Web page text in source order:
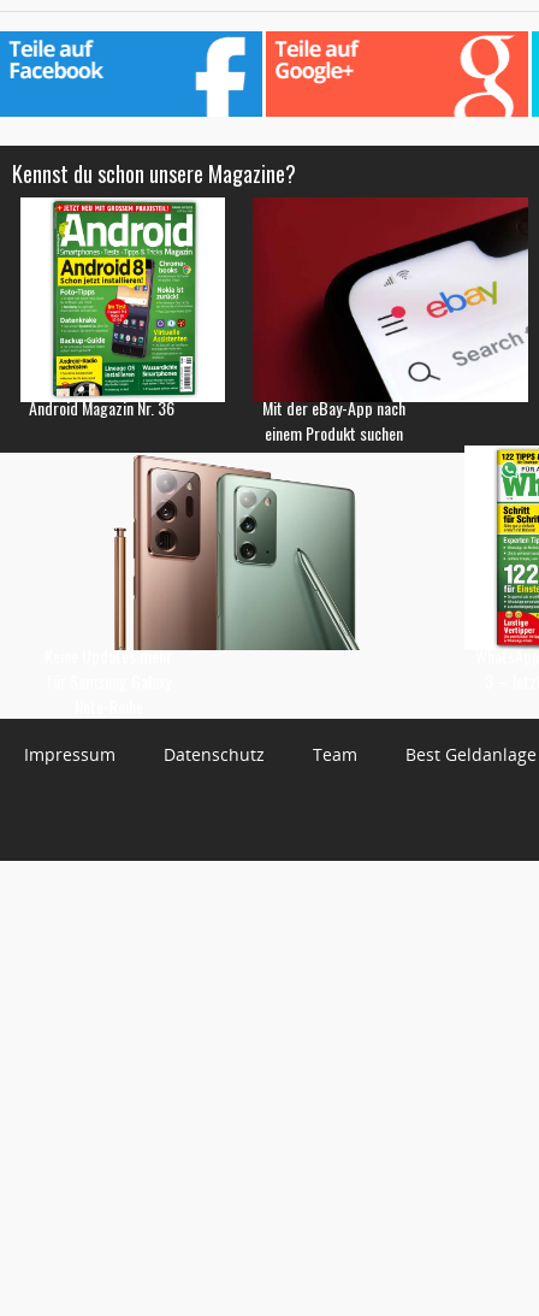
Kennst du schon unsere Magazine?
Android Magazin Nr. 36
Mit der eBay-App nach
einem Produkt suchen
Keine Updates mehr
Impressum Datenschutz Team Best Geldanlage